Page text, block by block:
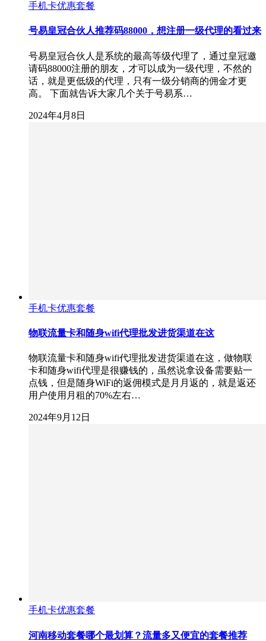
手机卡优惠套餐
号易皇冠合伙人推荐码88000，想注册一级代理的看过来
号易皇冠合伙人是系统的最高等级代理了，通过皇冠邀
请码88000注册的朋友，才可以成为一级代理，不然的
话，就是更低级的代理，只有一级分销商的佣金才更
高。 下面就告诉大家几个关于号易系…
2024年4月8日
手机卡优惠套餐
物联流量卡和随身wifi代理批发进货渠道在这
物联流量卡和随身wifi代理批发进货渠道在这，做物联
卡和随身wifi代理是很赚钱的，虽然说拿设备需要贴一
点钱，但是随身WiFi的返佣模式是月月返的，就是返还
用户使用月租的70%左右…
2024年9月12日
手机卡优惠套餐
河南移动套餐哪个最划算？流量多又便宜的套餐推荐